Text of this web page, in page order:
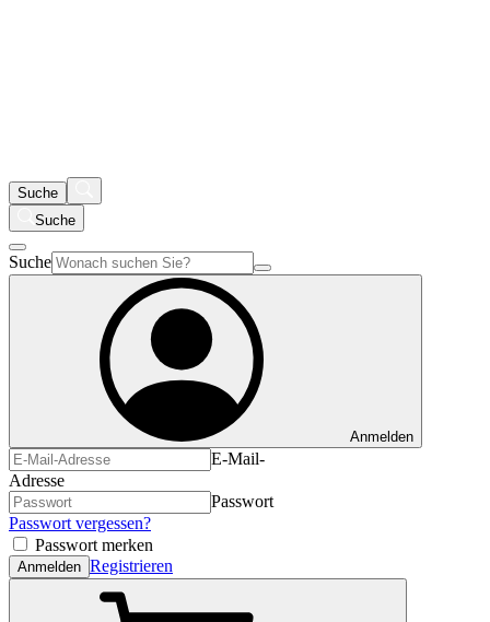
Suche
Suche
Suche
Anmelden
E-Mail-
Adresse
Passwort
Passwort vergessen?
Passwort merken
Anmelden Registrieren